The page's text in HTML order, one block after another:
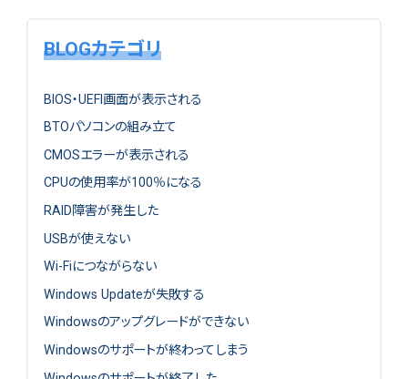
BLOGカテゴリ
BIOS・UEFI画面が表示される
BTOパソコンの組み立て
CMOSエラーが表示される
CPUの使用率が100％になる
RAID障害が発生した
USBが使えない
Wi-Fiにつながらない
Windows Updateが失敗する
Windowsのアップグレードができない
Windowsのサポートが終わってしまう